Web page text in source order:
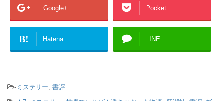
Google+ Pocket
B! Hatena LINE
- ミステリー, 書評